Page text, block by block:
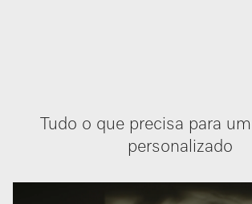
Tudo o que precisa para
personalizado